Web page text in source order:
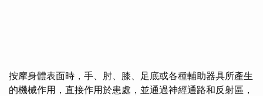
按摩身體表面時，手、肘、膝、足底或各種輔助器具所產生
的機械作用，直接作用於患處，並通過神經通路和反射區，